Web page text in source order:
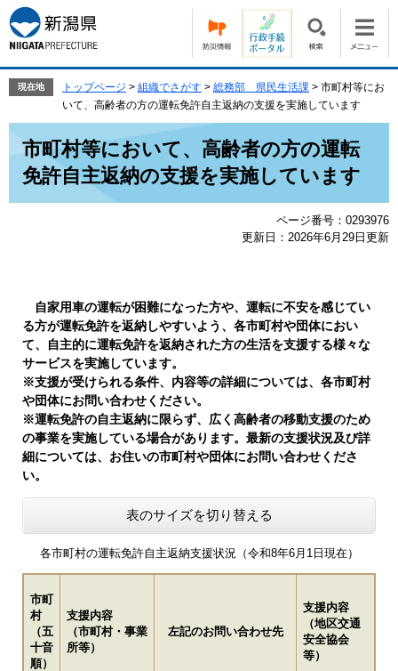
ー
ジ
の
で
す。
ニ
ュ
ー
ば
現在地 トップページ > 組織でさがす > 総務部 県民生活課 > 市町村等にお
いて、高齢者の方の運転免許自主返納の支援を実施しています
市町村等において、高齢者の方の運転
免許自主返納の支援を実施しています
ページ番号：0293976
更新日：2026年6月29日更新
自家用車の運転が困難になった方や、運転に不安を感じてい
る方が運転免許を返納しやすいよう、各市町村や団体におい
て、自主的に運転免許を返納された方の生活を支援する様々な
サービスを実施しています。
※支援が受けられる条件、内容等の詳細については、各市町村
や団体にお問い合わせください。
※運転免許の自主返納に限らず、広く高齢者の移動支援のため
の事業を実施している場合があります。最新の支援状況及び詳
細については、お住いの市町村や団体にお問い合わせくださ
い。
表のサイズを切り替える
各市町村の運転免許自主返納支援状況（令和8年6月1日現在）
市町
村
（五
十音
順）
支援内容
（市町村・事業
所等）
左記のお問い合わせ先
支援内容
（地区交通
安全協会
等）